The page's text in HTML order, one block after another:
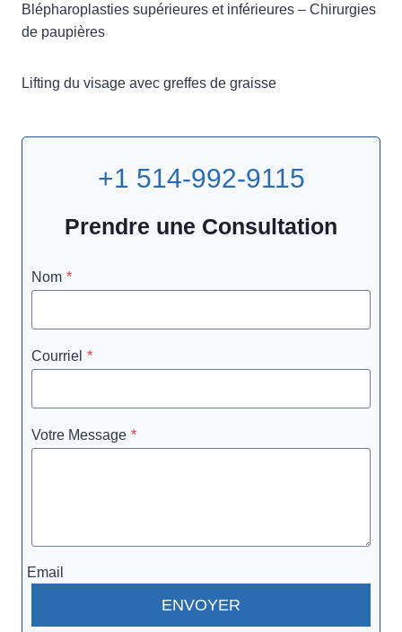
Blépharoplasties supérieures et inférieures – Chirurgies
de paupières
Lifting du visage avec greffes de graisse
+1 514-992-9115
Prendre une Consultation
Nom *
Courriel *
Votre Message *
Email
ENVOYER